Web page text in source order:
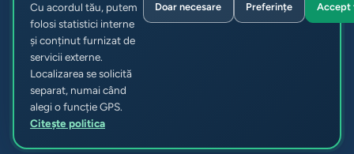
Sarmizegetusa 51
info@autourban.md
Info
© 2026 Î.M. Parcul Urban de Autobuze. Toate drepturile
rezervate.
Confidențialitate și cookie-uri
Cu acordul tău, putem
folosi statistici interne
și conținut furnizat de
servicii externe.
Localizarea se solicită
separat, numai când
alegi o funcție GPS.
Citește politica
Doar necesare Preferințe Accept